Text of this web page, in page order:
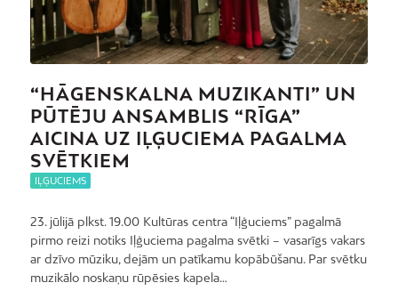
“HĀGENSKALNA MUZIKANTI” UN
PŪTĒJU ANSAMBLIS “RĪGA”
AICINA UZ IĻĢUCIEMA PAGALMA
SVĒTKIEM
IĻĢUCIEMS
23. jūlijā plkst. 19.00 Kultūras centra “Iļģuciems” pagalmā
pirmo reizi notiks Iļģuciema pagalma svētki – vasarīgs vakars
ar dzīvo mūziku, dejām un patīkamu kopābūšanu. Par svētku
muzikālo noskaņu rūpēsies kapela…